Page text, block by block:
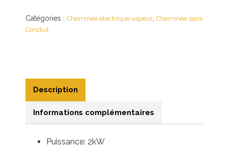
Catégories : Cheminée électrique vapeur Cheminée sans
Conduit
Description
Informations complémentaires
Puissance: 2kW